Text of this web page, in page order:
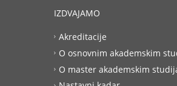
IZDVAJAMO
Akreditacije
O osnovnim akademskim
O master akademskim